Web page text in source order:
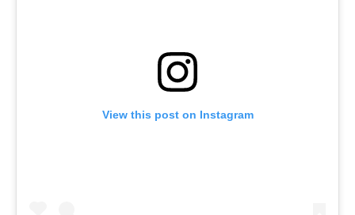
View this post on Instagram